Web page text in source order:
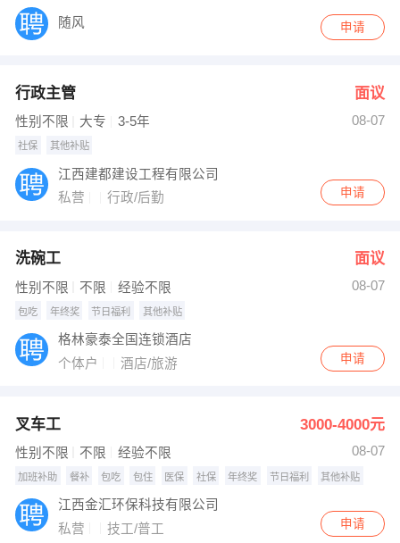
随风 申请
行政主管 面议
性别不限 大专 3-5年 08-07
社保 其他补贴
江西建都建设工程有限公司
私营
行政/后勤 申请
洗碗工 面议
性别不限 不限 经验不限 08-07
包吃 年终奖 节日福利 其他补贴
格林豪泰全国连锁酒店
个体户
酒店/旅游 申请
叉车工 3000-4000元
性别不限 不限 经验不限 08-07
加班补助 餐补 包吃 包住 医保 社保 年终奖 节日福利 其他补贴
江西金汇环保科技有限公司
私营
技工/普工 申请